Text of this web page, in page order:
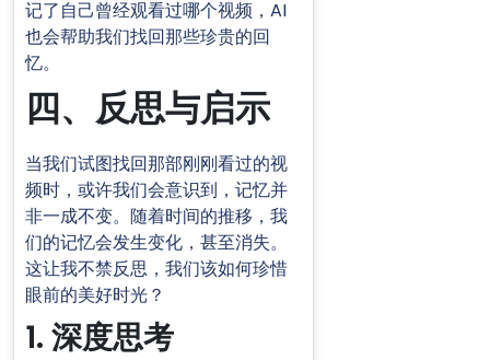
记了自己曾经观看过哪个视频，AI
也会帮助我们找回那些珍贵的回
忆。
四、反思与启示
当我们试图找回那部刚刚看过的视
频时，或许我们会意识到，记忆并
非一成不变。随着时间的推移，我
们的记忆会发生变化，甚至消失。
这让我不禁反思，我们该如何珍惜
眼前的美好时光？
1. 深度思考